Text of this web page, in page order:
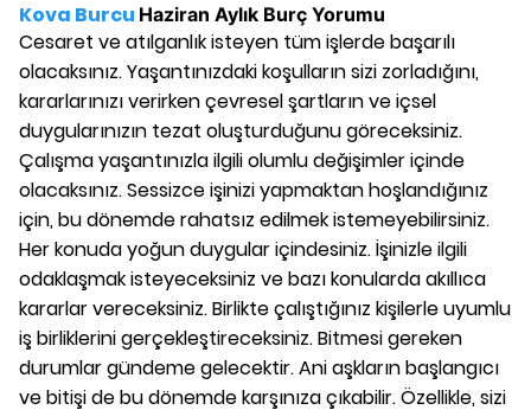
Kova Burcu Haziran Aylık Burç Yorumu
Cesaret ve atılganlık isteyen tüm işlerde başarılı
olacaksınız. Yaşantınızdaki koşulların sizi zorladığını,
kararlarınızı verirken çevresel şartların ve içsel
duygularınızın tezat oluşturduğunu göreceksiniz.
Çalışma yaşantınızla ilgili olumlu değişimler içinde
olacaksınız. Sessizce işinizi yapmaktan hoşlandığınız
için, bu dönemde rahatsız edilmek istemeyebilirsiniz.
Her konuda yoğun duygular içindesiniz. İşinizle ilgili
odaklaşmak isteyeceksiniz ve bazı konularda akıllıca
kararlar vereceksiniz. Birlikte çalıştığınız kişilerle uyumlu
iş birliklerini gerçekleştireceksiniz. Bitmesi gereken
durumlar gündeme gelecektir. Ani aşkların başlangıcı
ve bitişi de bu dönemde karşınıza çıkabilir. Özellikle, sizi